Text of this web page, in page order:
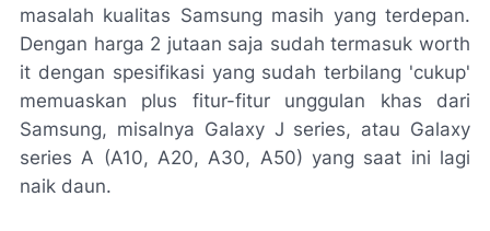
masalah kualitas Samsung masih yang terdepan.
Dengan harga 2 jutaan saja sudah termasuk worth
it dengan spesifikasi yang sudah terbilang 'cukup'
memuaskan plus fitur-fitur unggulan khas dari
Samsung, misalnya Galaxy J series, atau Galaxy
series A (A10, A20, A30, A50) yang saat ini lagi
naik daun.